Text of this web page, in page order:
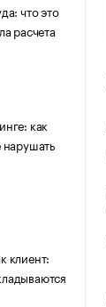
что это
расчета
как
нарушать
клиент: